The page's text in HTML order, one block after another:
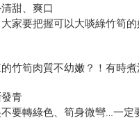
甜、爽口
家要把握可以大啖綠竹筍的
竹筍肉質不幼嫩？！有時煮
青
要轉綠色、筍身微彎…一定